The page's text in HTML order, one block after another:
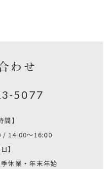
わせ
5077
間】
/ 14:00～16:00
】
休業・年末年始